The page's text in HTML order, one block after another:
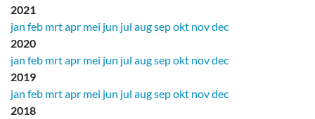
2021
jan feb mrtapr mei jun jul augsepokt novdec
2020
jan feb mrtapr mei jun jul augsepokt novdec
2019
jan feb mrtapr mei jun jul augsepokt novdec
2018